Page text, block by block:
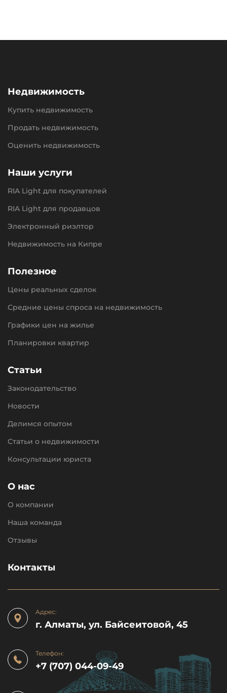
Недвижимость
Купить недвижимость
Продать недвижимость
Оценить недвижимость
Наши услуги
RIA Light для покупателей
RIA Light для продавцов
Электронный риэлтор
Недвижимость на Кипре
Полезное
Цены реальных сделок
Средние цены спроса на недвижимость
Графики цен на жилье
Планировки квартир
Статьи
Законодательство
Новости
Делимся опытом
Статьи о недвижимости
Консультации юриста
О нас
О компании
Наша команда
Отзывы
Контакты
Адрес:
г. Алматы, ул. Байсеитовой, 45
Телефон:
+7 (707) 044-09-49